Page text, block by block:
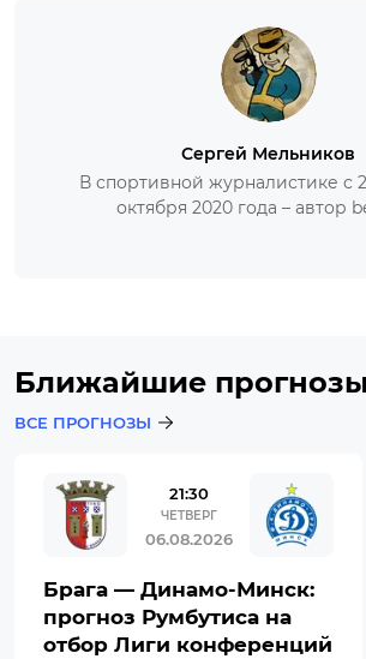
Сергей Мельников
В спортивной журналистике с
октября 2020 года – автор
Ближайшие прогнозы
ВСЕ ПРОГНОЗЫ
21:30
ЧЕТВЕРГ
06.08.2026
Брага — Динамо-Минск:
прогноз Румбутиса на
отбор Лиги конференций